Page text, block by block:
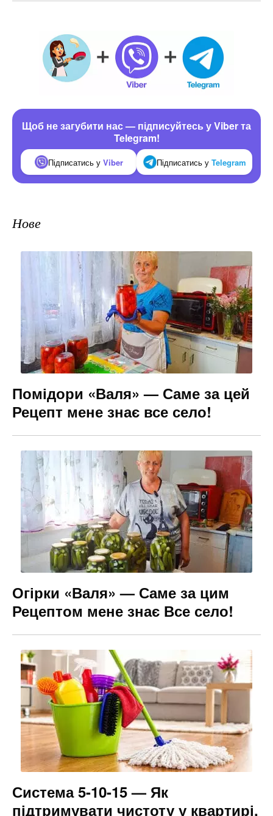
Щоб не загубити нас — підписуйтесь у Viber та
Telegram!
Підписатись у Viber Підписатись у Telegram
Нове
Помідори «Валя» — Саме за цей
Рецепт мене знає все село!
Огірки «Валя» — Саме за цим
Рецептом мене знає Все село!
Система 5-10-15 — Як
підтримувати чистоту у квартирі,